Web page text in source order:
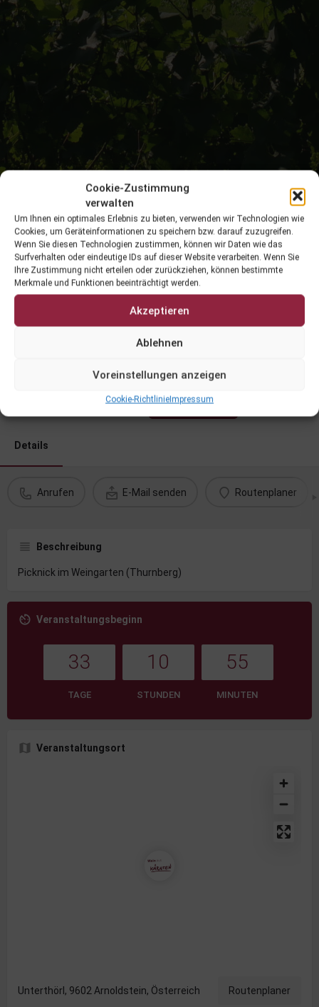
Cookie-Zustimmung
verwalten
Um Ihnen ein optimales Erlebnis zu bieten, verwenden wir Technologien wie
Cookies, um Geräteinformationen zu speichern bzw. darauf zuzugreifen.
Wenn Sie diesen Technologien zustimmen, können wir Daten wie das
Surfverhalten oder eindeutige IDs auf dieser Website verarbeiten. Wenn Sie
Ihre Zustimmung nicht erteilen oder zurückziehen, können bestimmte
Merkmale und Funktionen beeinträchtigt werden.
Akzeptieren
Ablehnen
Voreinstellungen anzeigen
Cookie-RichtlinieImpressum
Picknick im Weingarten - Weingut
Anfragen
Details
Anrufen E-Mail senden Routenplaner
Beschreibung
Picknick im Weingarten (Thurnberg)
Veranstaltungsbeginn
33
TAGE
10
STUNDEN
55
MINUTEN
Veranstaltungsort
Unterthörl, 9602 Arnoldstein, Österreich Routenplaner